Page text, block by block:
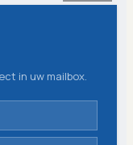
in uw mailbox.